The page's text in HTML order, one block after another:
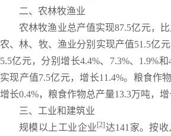
二、农林牧渔业
农林牧渔业总产值实现87.5亿元，比
农、林、牧、渔业分别实现产值51.5亿
5.5亿元，分别增长4.4%、7.3%、1.9%
实现产值7.5亿元，增长11.4%。粮食作
增长0.4%，粮食作物总产量13.3万吨，增
三、工业和建筑业
规模以上工业企业 [2] 达141家。按